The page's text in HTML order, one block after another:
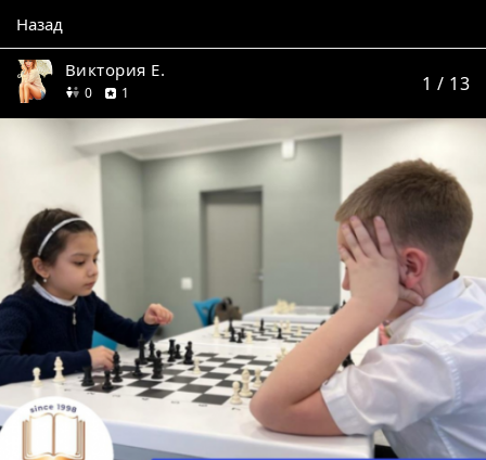
Назад
Виктория Е.
0друзей
1 1 / 13